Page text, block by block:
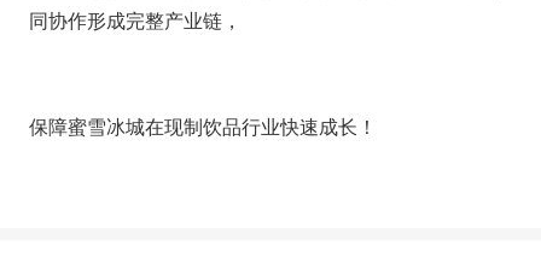
同协作形成完整产业链，
保障蜜雪冰城在现制饮品行业快速成长！